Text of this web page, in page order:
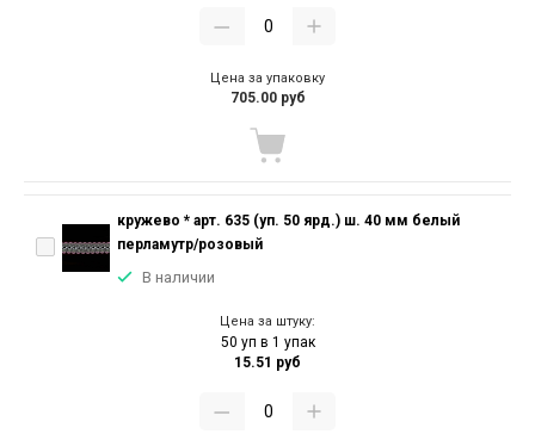
Цена за упаковку
705.00 руб
кружево * арт. 635 (уп. 50 ярд.) ш. 40 мм белый
перламутр/розовый
В наличии
Цена за штуку:
50 уп в 1 упак
15.51 руб